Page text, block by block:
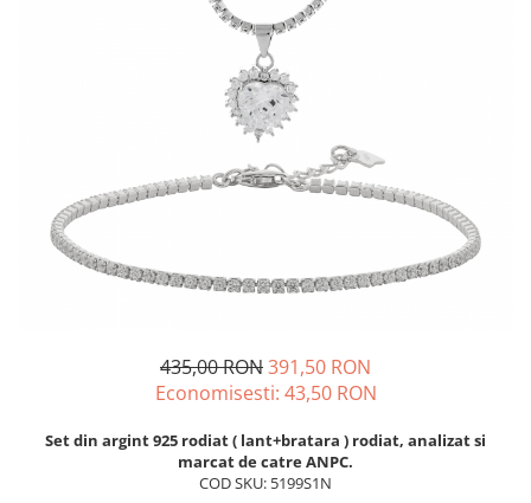
BRATARI PENTRU PICIOR
BUTONI
435,00 RON391,50 RON
Economisesti: 43,50 RON
Set din argint 925 rodiat ( lant+bratara ) rodiat, analizat si
marcat de catre ANPC.
COD SKU: 5199S1N